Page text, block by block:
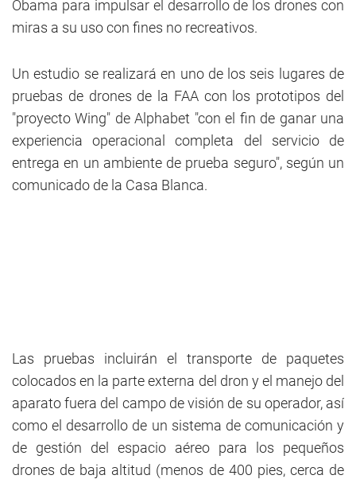
Obama para impulsar el desarrollo de los drones con
miras a su uso con fines no recreativos.
Un estudio se realizará en uno de los seis lugares de
pruebas de drones de la FAA con los prototipos del
"proyecto Wing" de Alphabet "con el fin de ganar una
experiencia operacional completa del servicio de
entrega en un ambiente de prueba seguro", según un
comunicado de la Casa Blanca.
Las pruebas incluirán el transporte de paquetes
colocados en la parte externa del dron y el manejo del
aparato fuera del campo de visión de su operador, así
como el desarrollo de un sistema de comunicación y
de gestión del espacio aéreo para los pequeños
drones de baja altitud (menos de 400 pies, cerca de